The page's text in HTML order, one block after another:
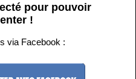
pour pouvoir
!
via Facebook :